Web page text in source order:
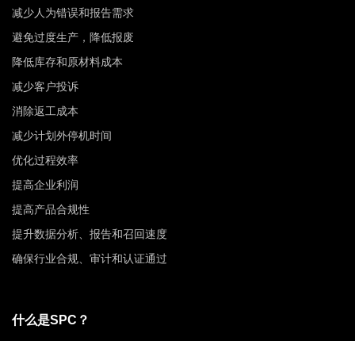
减少人为错误和报告需求
避免过度生产，降低报废
降低库存和原材料成本
减少客户投诉
消除返工成本
减少计划外停机时间
优化过程效率
提高企业利润
提高产品合规性
提升数据分析、报告和召回速度
确保行业合规、审计和认证通过
什么是SPC？